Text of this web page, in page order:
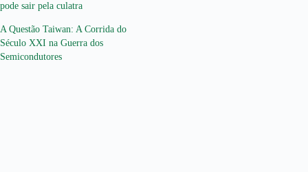
pode sair pela culatra
A Questão Taiwan: A Corrida do
Século XXI na Guerra dos
Semicondutores